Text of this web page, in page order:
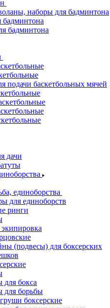
наборы для бадминтона
бадминтона
бадминтона
подачи баскетбольных мячей
дачи
единоборства
для единоборств
ринги
(подвесы) для боксерских
бокса
для борьбы
боксерские